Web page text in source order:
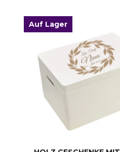
Auf Lager